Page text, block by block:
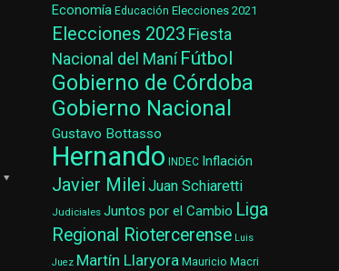
Economía Educación Elecciones 2021
Elecciones 2023 Fiesta
Nacional del Maní Fútbol
Gobierno de Córdoba
Gobierno Nacional
Gustavo Bottasso
Hernando INDEC Inflación
Javier Milei Juan Schiaretti
Judiciales Juntos por el Cambio Liga
Regional Riotercerense Luis
Juez Martín Llaryora Mauricio Macri